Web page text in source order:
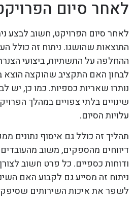
לאחר סיום
לאחר סיום הפרויקט, חשוב לבצע
התוצאות שהושגו. ניתוח זה כולל
ההחלפה על התשתיות, ביצועי
לבחון האם התקציב שהוקצה הוצא
נותרו שאריות כספיות. כמו כן, יש
שינויים בלתי צפויים במהלך
עלויות הסיום.
תהליך זה כולל גם איסוף נתונים
דיווחים מהספקים, משוב
ודוחות כספיים. כל פרט חשוב
ניתוח זה מסייע גם לקבוע האם
לשפר את איכות השירותים